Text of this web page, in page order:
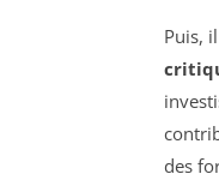
Puis,
des